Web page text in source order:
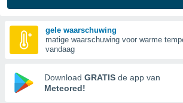
op basis
gele waarschuwing
matige waarschuwing voor warme
vandaag
Download GRATIS de app van
Meteored!